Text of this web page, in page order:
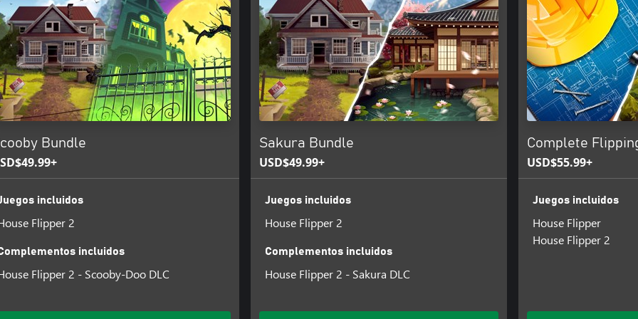
casas desde cero. ¿O tal
en largos y atractivos proyectos
Bundle
incluidos
Flipper 2
incluidos
Flipper 2 - Scooby-Doo DLC
Sakura Bundle
USD$49.99+
Juegos incluidos
House Flipper 2
Complementos incluidos
House Flipper 2 - Sakura DLC
Complete
USD$55.99+
Juegos incluidos
House Flipper
House Flipper 2